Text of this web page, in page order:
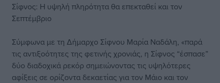
Σίφνος: Η υψηλή πληρότητα θα επεκταθεί και τον
Σεπτέμβριο
Σύμφωνα με τη Δήμαρχο Σίφνου Μαρία Ναδάλη, «παρά
τις αντιξοότητες της φετινής χρονιάς, η Σίφνος “έσπασε”
δύο διαδοχικά ρεκόρ σημειώνοντας τις υψηλότερες
αφίξεις σε ορίζοντα δεκαετίας για τον Μάιο και τον